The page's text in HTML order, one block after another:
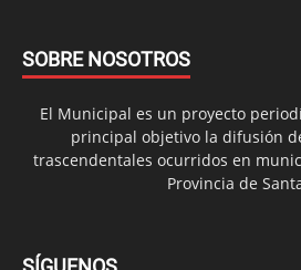
SOBRE NOSOTROS
El Municipal es un proyecto
principal objetivo la difusión
trascendentales ocurridos en
Provincia de